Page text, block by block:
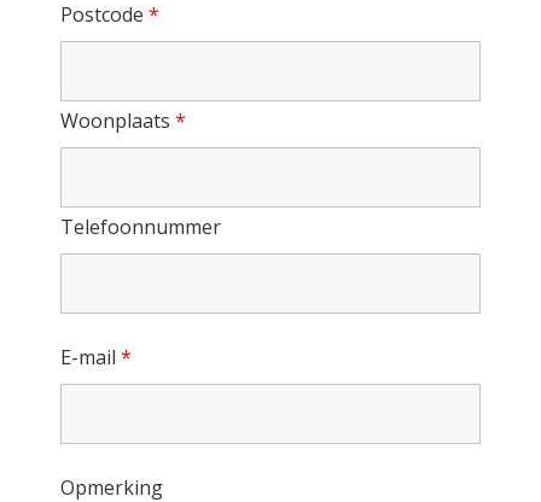
Postcode *
Woonplaats *
Telefoonnummer
E-mail *
Opmerking